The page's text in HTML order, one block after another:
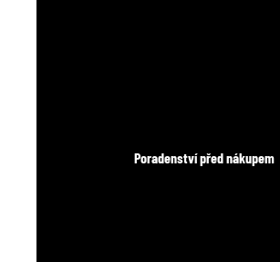
Poradenství před nákupem